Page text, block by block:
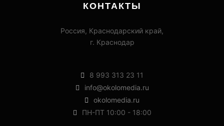
КОНТАКТЫ
Россия, Краснодарский край,
г. Краснодар
8 993 313 23 11
info@okolomedia.ru
okolomedia.ru
ПН-ПТ 10:00 - 18:00